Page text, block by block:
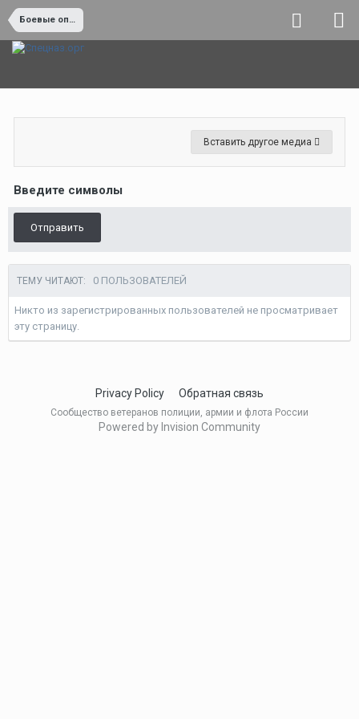
Боевые операции и боевая работа
Вставить другое медиа
Введите символы
Отправить
ТЕМУ ЧИТАЮТ: 0 ПОЛЬЗОВАТЕЛЕЙ
Никто из зарегистрированных пользователей не просматривает
эту страницу.
Privacy Policy Обратная связь
Сообщество ветеранов полиции, армии и флота России
Powered by Invision Community